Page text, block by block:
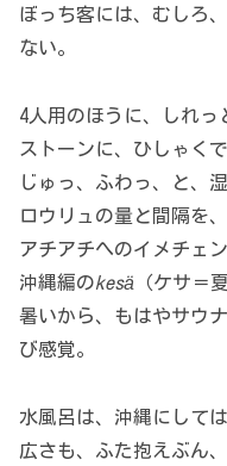
ぼっち客には、むしろ
ない。
4人用のほうに、しれっ
ストーンに、ひしゃく
じゅっ、ふわっ、と、
ロウリュの量と間隔を
アチアチへのイメチェ
沖縄編のkesä （ケサ＝
暑いから、もはやサウ
び感覚。
水風呂は、沖縄にして
広さも、ふた抱えぶん